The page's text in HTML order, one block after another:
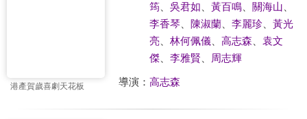
港產賀歲喜劇天花板
筠、 吳君如 黃百鳴、 關海山
李香琴
陳淑蘭、 李麗珍、 黃光
亮、 林何佩儀、 高志森
袁文
傑、 李雅賢 周志輝
導演： 高志森